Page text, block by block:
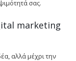
σας.
marketing
αλλά μέχρι την